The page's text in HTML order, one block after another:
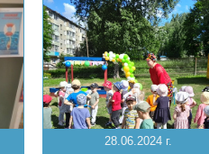
28.06.2024 г.